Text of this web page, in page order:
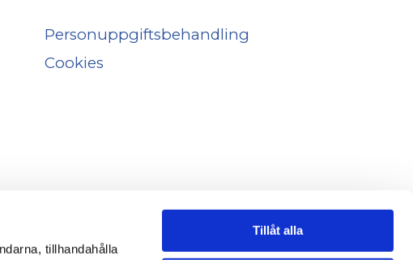
tillhandahålla
Tillåt alla
Personuppgiftsbehandling
Cookies